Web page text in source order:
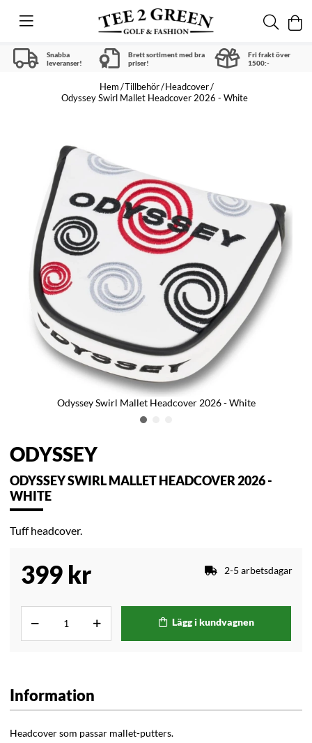
Snabba
leveranser!
Brett sortiment med bra
priser!
Fri frakt över
1500:-
Hem Tillbehör Headcover
Odyssey Swirl Mallet Headcover 2026 - White
Odyssey Swirl Mallet Headcover 2026 - White
ODYSSEY
ODYSSEY SWIRL MALLET HEADCOVER 2026 -
WHITE
Tuff headcover.
399 kr 2-5 arbetsdagar
Lägg i kundvagnen
Information
Headcover som passar mallet-putters.